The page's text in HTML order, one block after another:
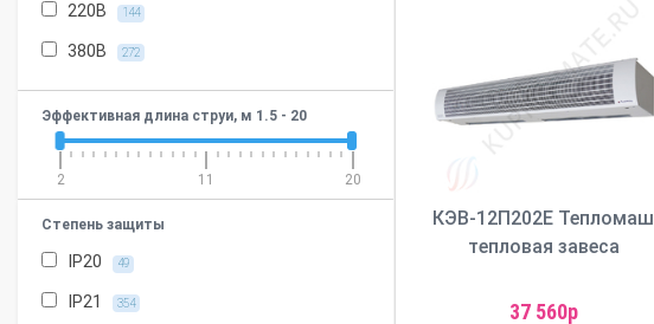
220В 144
380В 272
Эффективная длина струи, м 1.5 - 20
2 11 20
Степень защиты
IP20 49
IP21 354
КЭВ-12П202Е Тепломаш
тепловая завеса
37 560р